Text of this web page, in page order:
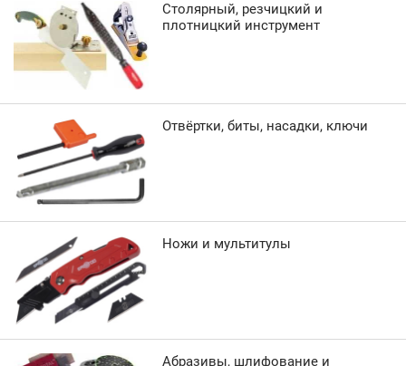
Столярный, резчицкий и
плотницкий инструмент
Отвёртки, биты, насадки, ключи
Ножи и мультитулы
Абразивы, шлифование и